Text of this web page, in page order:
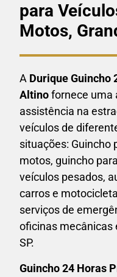
para
Motos,
A Durique Guincho
Altinofornece uma
assistência na
veículos de
situações: Guincho
motos, guincho
veículos pesados,
carros e
serviços de
oficinas mecânicas
SP.
Guincho 24 Horas P